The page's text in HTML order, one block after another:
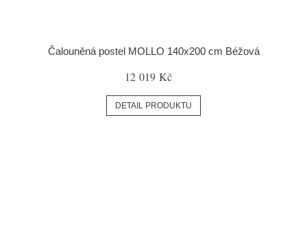
Čalouněná postel MOLLO 140x200 cm Béžová
12 019 Kč
DETAIL PRODUKTU